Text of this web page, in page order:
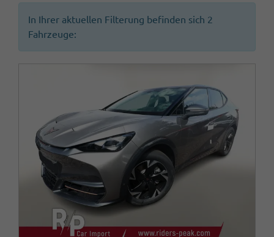
In Ihrer aktuellen Filterung befinden sich 2
Fahrzeuge: